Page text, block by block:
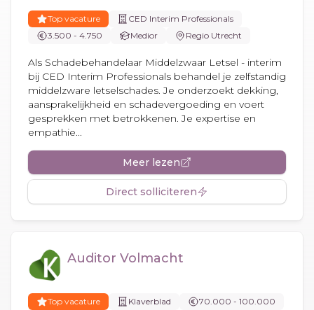
Top vacature
CED Interim Professionals
3.500 - 4.750
Medior Regio Utrecht
Als Schadebehandelaar Middelzwaar Letsel - interim
bij CED Interim Professionals behandel je zelfstandig
middelzware letselschades. Je onderzoekt dekking,
aansprakelijkheid en schadevergoeding en voert
gesprekken met betrokkenen. Je expertise en
empathie...
Meer lezen
Direct solliciteren
Auditor Volmacht
Top vacature Klaverblad
70.000 - 100.000